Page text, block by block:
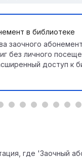
в библиотеке
заочного
без личного
доступ к
где 'Заочный